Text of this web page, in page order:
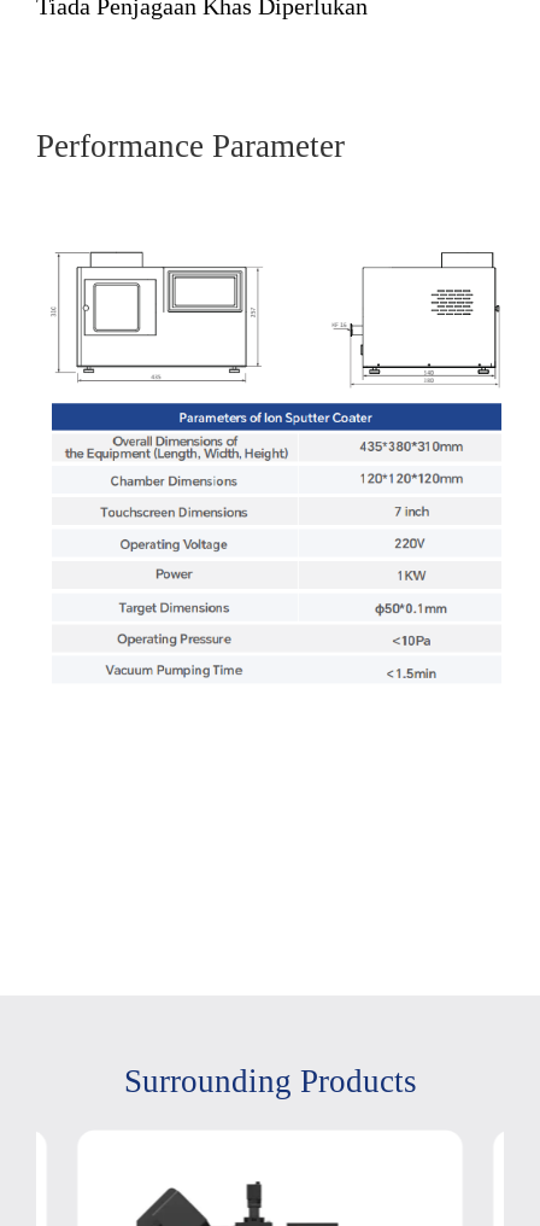
Tiada Penjagaan Khas Diperlukan
Performance Parameter
Surrounding Products